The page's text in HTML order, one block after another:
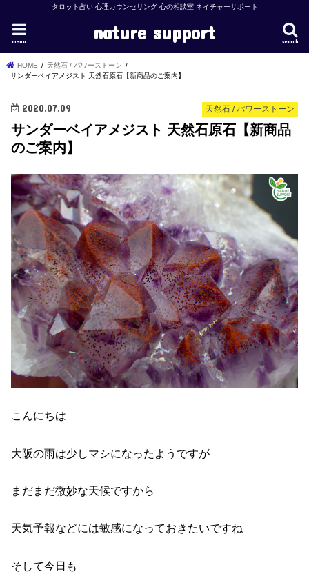
タロット占い 心理カウンセリング 心の相談室 ネイチャーサポート
nature support search
menu
HOME
天然石 / パワーストーン
サンダーベイアメジスト 天然石原石【新商品のご案内】
天然石 / パワーストーン
2020.07.09
サンダーベイアメジスト 天然石原石【新商品
のご案内】
こんにちは
大阪の雨は少しマシになったようですが
まだまだ微妙な天候ですから
天気予報などには敏感になっておきたいですね
そして今日も